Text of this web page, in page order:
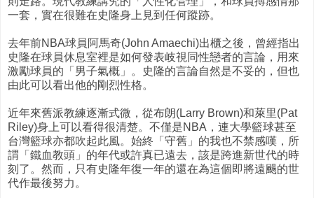
一套，實在很難在史隆身上見到任何蹤跡。
去年前NBA球員阿馬奇(John Amaechi)出櫃之後，曾經指出
史隆在球員休息室裡是如何發表岐視同性戀者的言論，用來
激勵球員的「男子氣概」。史隆的言論自然是不妥的，但也
由此可以看出他的剛烈性格。
近年來舊派教練逐漸式微，從布朗(Larry Brown)和萊里(Pat
Riley)身上可以看得很清楚。不僅是NBA，連大學籃球甚至
台灣籃球亦都吹起此風。始終「守舊」的我也不禁感嘆，所
謂「鐵血教頭」的年代或許真已遠去，該是跨進新世代的時
刻了。然而，只有史隆年復一年的還在為這個即將遠颺的世
代作最後努力。